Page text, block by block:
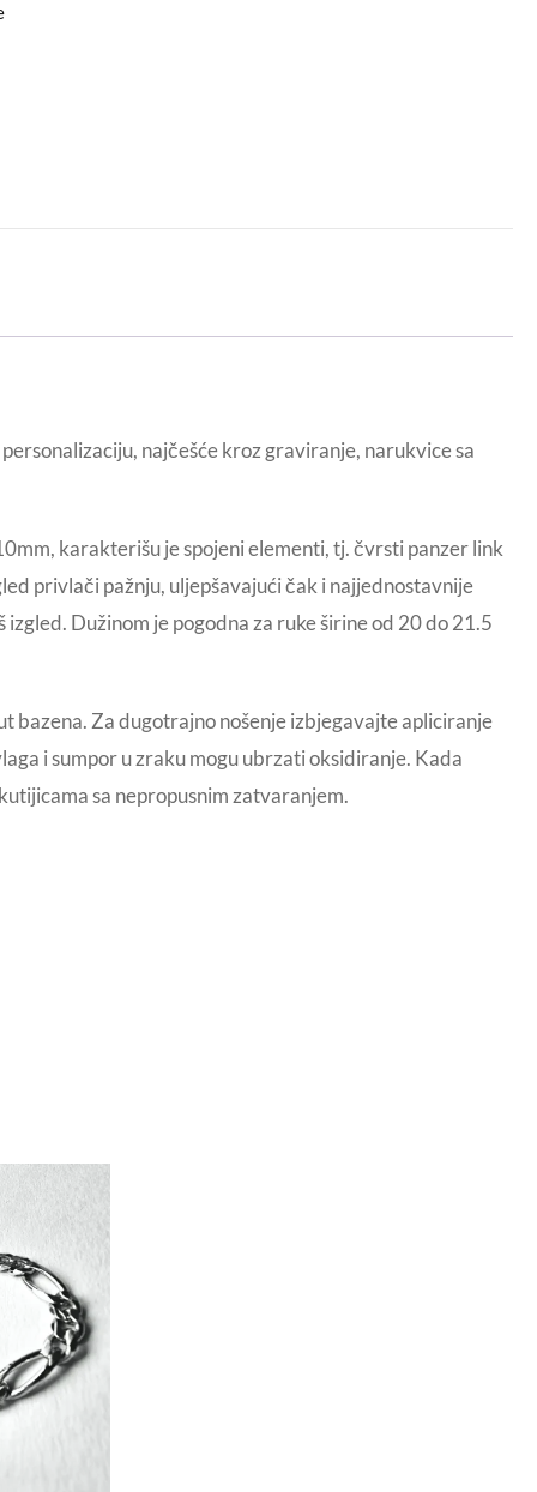
najčešće kroz graviranje, narukvice sa
karakterišu je spojeni elementi, tj. čvrsti panzer link
privlači pažnju, uljepšavajući čak i najjednostavnije
izgled. Dužinom je pogodna za ruke širine od 20 do 21.5
bazena. Za dugotrajno nošenje izbjegavajte apliciranje
i sumpor u zraku mogu ubrzati oksidiranje. Kada
sa nepropusnim zatvaranjem.